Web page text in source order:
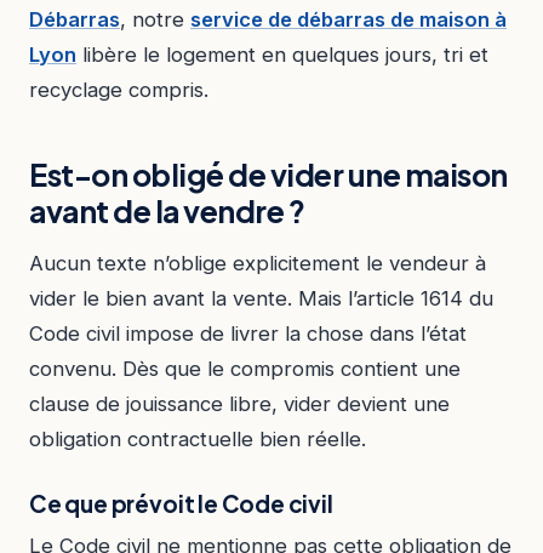
Débarras, notre service de débarras de maison à
Lyon libère le logement en quelques jours, tri et
recyclage compris.
Est-on obligé de vider une maison
avant de la vendre ?
Aucun texte n’oblige explicitement le vendeur à
vider le bien avant la vente. Mais l’article 1614 du
Code civil impose de livrer la chose dans l’état
convenu. Dès que le compromis contient une
clause de jouissance libre, vider devient une
obligation contractuelle bien réelle.
Ce que prévoit le Code civil
Le Code civil ne mentionne pas cette obligation de